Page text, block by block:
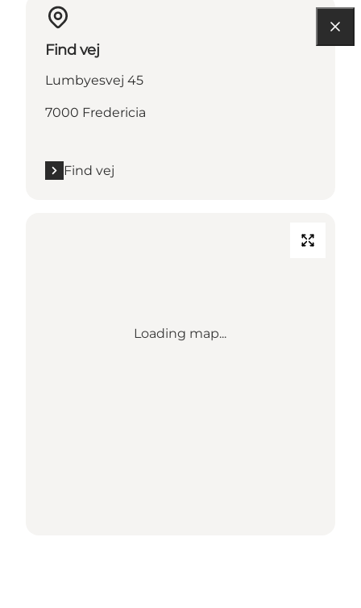
Find vej
Lumbyesvej 45
7000 Fredericia
Find vej
Loading map...